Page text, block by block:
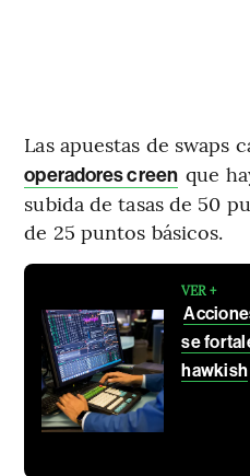
Las apuestas de swaps
operadores creen que
subida de tasas de 50
de 25 puntos básicos.
VER +
se
hawkish